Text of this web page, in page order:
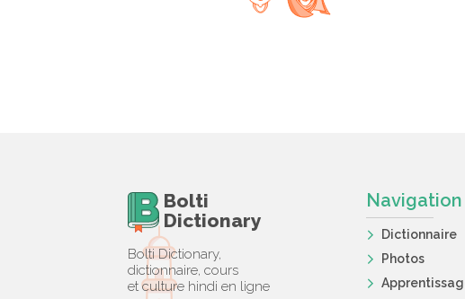
Bolti
Dictionary
Bolti Dictionary,
dictionnaire, cours
et culture hindi en ligne
Navigation
Dictionnaire
Photos